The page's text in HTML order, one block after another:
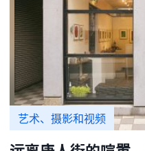
艺术、摄影和视频